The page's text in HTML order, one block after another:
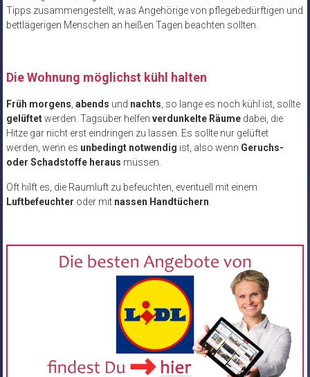
Tipps zusammengestellt, was Angehörige von pflegebedürftigen und
bettlägerigen Menschen an heißen Tagen beachten sollten.
Die Wohnung möglichst kühl halten
Früh morgens abends und nachts , so lange es noch kühl ist, sollte
gelüftetwerden. Tagsüber helfen verdunkelte Räumedabei, die
Hitze gar nicht erst eindringen zu lassen. Es sollte nur gelüftet
werden, wenn es unbedingt notwendig ist, also wenn Geruchs-
oder Schadstoffe heraus müssen.
Oft hilft es, die Raumluft zu befeuchten, eventuell mit einem
Luftbefeuchter oder mit nassen Handtüchern